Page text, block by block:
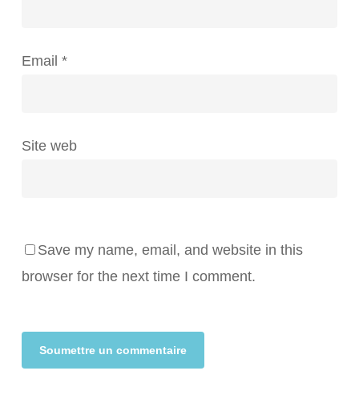
Email *
Site web
Save my name, email, and website in this
browser for the next time I comment.